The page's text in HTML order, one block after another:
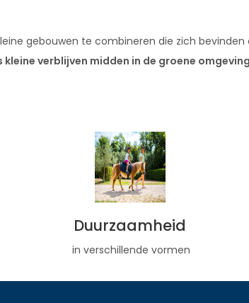
gebouwen te combineren die zich
verblijven midden in de groene
Duurzaamheid
in verschillende vormen